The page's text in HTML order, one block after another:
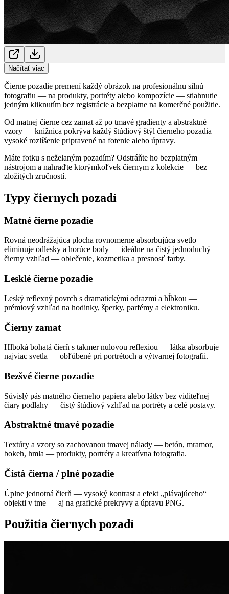
Načítať viac
Čierne pozadie premení každý obrázok na profesionálnu silnú
fotografiu — na produkty, portréty alebo kompozície — stiahnutie
jedným kliknutím bez registrácie a bezplatne na komerčné použitie.
Od matnej čierne cez zamat až po tmavé gradienty a abstraktné
vzory — knižnica pokrýva každý štúdiový štýl čierneho pozadia —
vysoké rozlíšenie pripravené na fotenie alebo úpravy.
Máte fotku s neželaným pozadím? Odstráňte ho bezplatným
nástrojom a nahraďte ktorýmkoľvek čiernym z kolekcie — bez
zložitých zručností.
Typy čiernych pozadí
Matné čierne pozadie
Rovná neodrážajúca plocha rovnomerne absorbujúca svetlo —
eliminuje odlesky a horúce body — ideálne na čistý jednoduchý
čierny vzhľad — oblečenie, kozmetika a presnosť farby.
Lesklé čierne pozadie
Leský reflexný povrch s dramatickými odrazmi a hĺbkou —
prémiový vzhľad na hodinky, šperky, parfémy a elektroniku.
Čierny zamat
Hlboká bohatá čierň s takmer nulovou reflexiou — látka absorbuje
najviac svetla — obľúbené pri portrétoch a výtvarnej fotografii.
Bezšvé čierne pozadie
Súvislý pás matného čierneho papiera alebo látky bez viditeľnej
čiary podlahy — čistý štúdiový vzhľad na portréty a celé postavy.
Abstraktné tmavé pozadie
Textúry a vzory so zachovanou tmavej nálady — betón, mramor,
bokeh, hmla — produkty, portréty a kreatívna fotografia.
Čistá čierna / plné pozadie
Úplne jednotná čierň — vysoký kontrast a efekt „plávajúceho“
objekti v tme — aj na grafické prekryvy a úpravu PNG.
Použitia čiernych pozadí